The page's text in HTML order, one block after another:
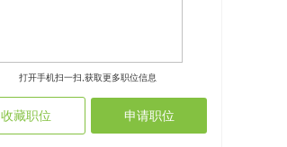
打开手机扫一扫,获取更多职位信息
收藏职位 申请职位